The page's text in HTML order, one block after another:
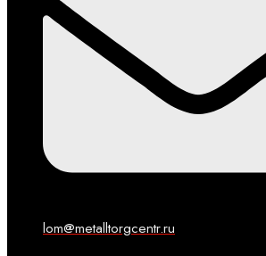
lom@metalltorgcentr.ru